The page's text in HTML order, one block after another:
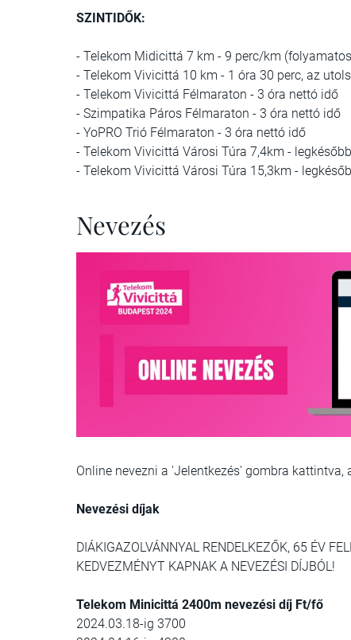
SZINTIDŐK:
- Telekom Midicittá 7 km - 9 perc/km
- Telekom Vivicittá 10 km - 1 óra 30 perc, az
- Telekom Vivicittá Félmaraton - 3 óra nettó idő
- Szimpatika Páros Félmaraton - 3 óra nettó idő
- YoPRO Trió Félmaraton - 3 óra nettó idő
- Telekom Vivicittá Városi Túra 7,4km -
- Telekom Vivicittá Városi Túra 15,3km -
Nevezés
Online nevezni a 'Jelentkezés' gombra kattintva,
Nevezési díjak
DIÁKIGAZOLVÁNNYAL RENDELKEZŐK, 65 ÉV
KEDVEZMÉNYT KAPNAK A NEVEZÉSI DÍJBÓL!
Telekom Minicittá 2400m nevezési díj Ft/fő
2024.03.18-ig 3700